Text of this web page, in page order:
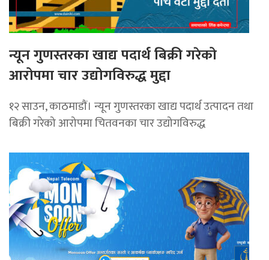
न्यून गुणस्तरका खाद्य पदार्थ बिक्री गरेको
आरोपमा चार उद्योगविरुद्ध मुद्दा
१२ साउन, काठमाडाैं। न्यून गुणस्तरका खाद्य पदार्थ उत्पादन तथा
बिक्री गरेको आरोपमा चितवनका चार उद्योगविरुद्ध